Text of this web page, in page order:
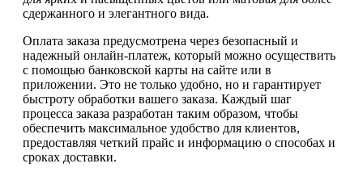
сдержанного и элегантного вида.
Оплата заказа предусмотрена через безопасный и
надежный онлайн-платеж, который можно осуществить
с помощью банковской карты на сайте или в
приложении. Это не только удобно, но и гарантирует
быстроту обработки вашего заказа. Каждый шаг
процесса заказа разработан таким образом, чтобы
обеспечить максимальное удобство для клиентов,
предоставляя четкий прайс и информацию о способах и
сроках доставки.